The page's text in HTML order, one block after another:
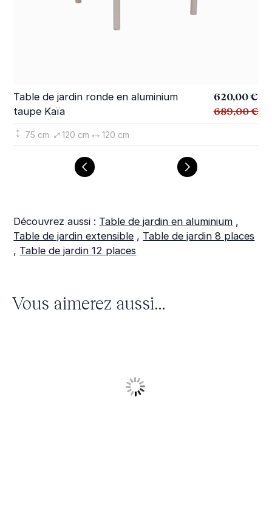
Table de jardin ronde en aluminium
taupe Kaïa
Prix Spécial
620,00 €
689,00 €
75 cm 120 cm 120 cm
Découvrez aussi : Table de jardin en aluminium ,
Table de jardin extensible , Table de jardin 8 places
, Table de jardin 12 places
Vous aimerez aussi...